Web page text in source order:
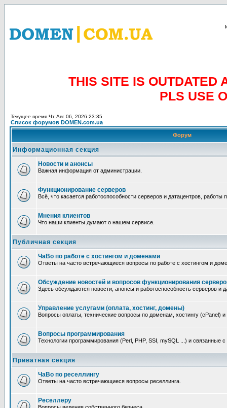
THIS SITE IS OUTDATED
PLS USE
Текущее время Чт Авг 06, 2026 23:35
Список форумов DOMEN.com.ua
Форум
Информационная секция
Новости и анонсы
Важная информация от администрации.
Функционирование серверов
Всё, что касается работоспособности серверов и датацентров, работы
Мнения клиентов
Что наши клиенты думают о нашем сервисе.
Публичная секция
ЧаВо по работе с хостингом и доменами
Ответы на часто встречающиеся вопросы по работе с хостингом и
Обсуждение новостей и вопросов функционирования
Здесь обсуждаются новости, анонсы и работоспособность серверов и
Управление услугами (оплата, хостинг, домены)
Вопросы оплаты, технические вопросы по доменам, хостингу (cPanel)
Вопросы программирования
Технологии программирования (Perl, PHP, SSI, mySQL ...) и связанные
Приватная секция
ЧаВо по реселлингу
Ответы на часто встречающиеся вопросы реселлинга.
Реселлеру